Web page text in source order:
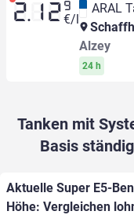
2.12 9
€/l
ARAL
Alzey
24 h
Tanken mit
Basis
Aktuelle Super E5-
Höhe: Vergleichen